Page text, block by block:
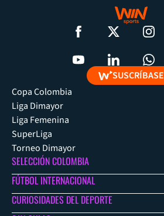
SUSCRÍBASE
Copa Colombia
Liga Dimayor
Liga Femenina
SuperLiga
Torneo Dimayor
SELECCIÓN COLOMBIA
FÚTBOL INTERNACIONAL
CURIOSIDADES DEL DEPORTE